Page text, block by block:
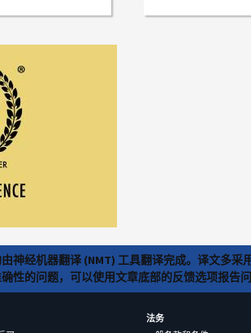
神经机器翻译 (NMT) 工具翻译完成。译文多
性的问题，可以使用文章底部的反馈选项报告问
法务